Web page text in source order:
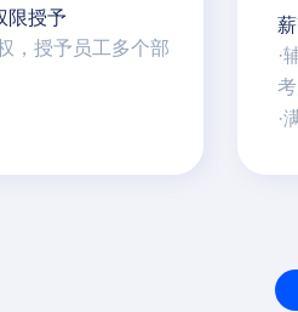
限授予
，授予员工多个部
·
·